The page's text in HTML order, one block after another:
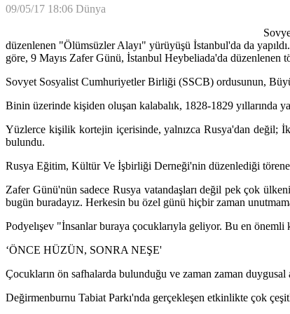
09/05/17 18:06 Dünya
düzenlenen "Ölümsüzler Alayı" yürüyüşü İstanbul'da da
göre, 9 Mayıs Zafer Günü, İstanbul Heybeliada'da düzenlenen
Sovyet Sosyalist Cumhuriyetler Birliği (SSCB) ordusunun,
Binin üzerinde kişiden oluşan kalabalık, 1828-1829 yıllarında
Yüzlerce kişilik kortejin içerisinde, yalnızca Rusya'dan değil;
bulundu.
Rusya Eğitim, Kültür Ve İşbirliği Derneği'nin düzenlediği törene,
Zafer Günü'nün sadece Rusya vatandaşları değil pek çok
bugün buradayız. Herkesin bu özel günü hiçbir zaman
Podyelışev "İnsanlar buraya çocuklarıyla geliyor. Bu en önemli
‘ÖNCE HÜZÜN, SONRA NEŞE'
Çocukların ön safhalarda bulunduğu ve zaman zaman
Değirmenburnu Tabiat Parkı'nda gerçekleşen etkinlikte çok